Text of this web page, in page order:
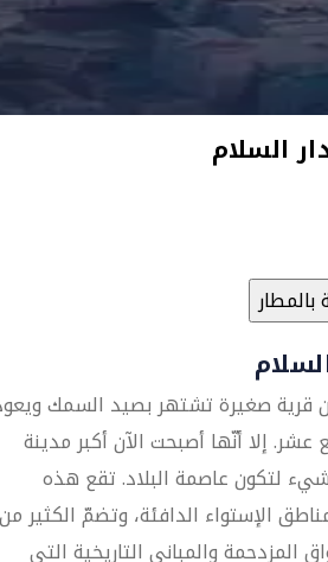
السلام
قرية صغيرة تشتهر بصيد السمك
عشر. إلا أنّها أصبحت الآن أكبر مدينة
شيء لتكون عاصمة البلاد. تقع هذه
الإستواء الدافئة، وتضمّ الكثير من
المزدحمة والمباني التاريخية التي